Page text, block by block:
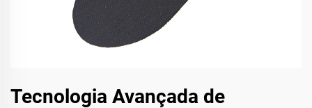
Tecnologia Avançada de